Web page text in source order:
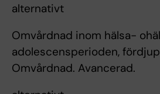
alternativt
Omvårdnad inom hälsa-
adolescensperioden,
Omvårdnad. Avancerad.